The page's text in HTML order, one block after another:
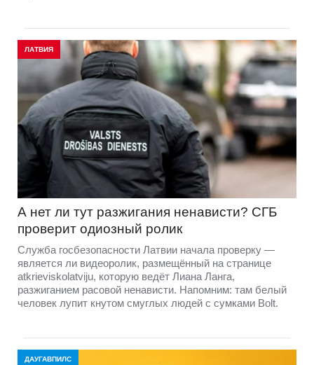
ЛАТВИЯ
А нет ли тут разжигания ненависти? СГБ
проверит одиозный ролик
Служба госбезопасности Латвии начала проверку —
является ли видеоролик, размещённый на странице
atkrieviskolatviju, которую ведёт Лиана Ланга,
разжиганием расовой ненависти. Напомним: там белый
человек лупит кнутом смуглых людей с сумками Bolt.
ДАУГАВПИЛС